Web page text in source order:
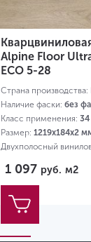
Alpine Floor
ЕСО 5-28
Страна производства:
Наличие фаски: без
Класс применения: 34
Размер: 1219х184х2
Двухполосный
1 097 руб. м2